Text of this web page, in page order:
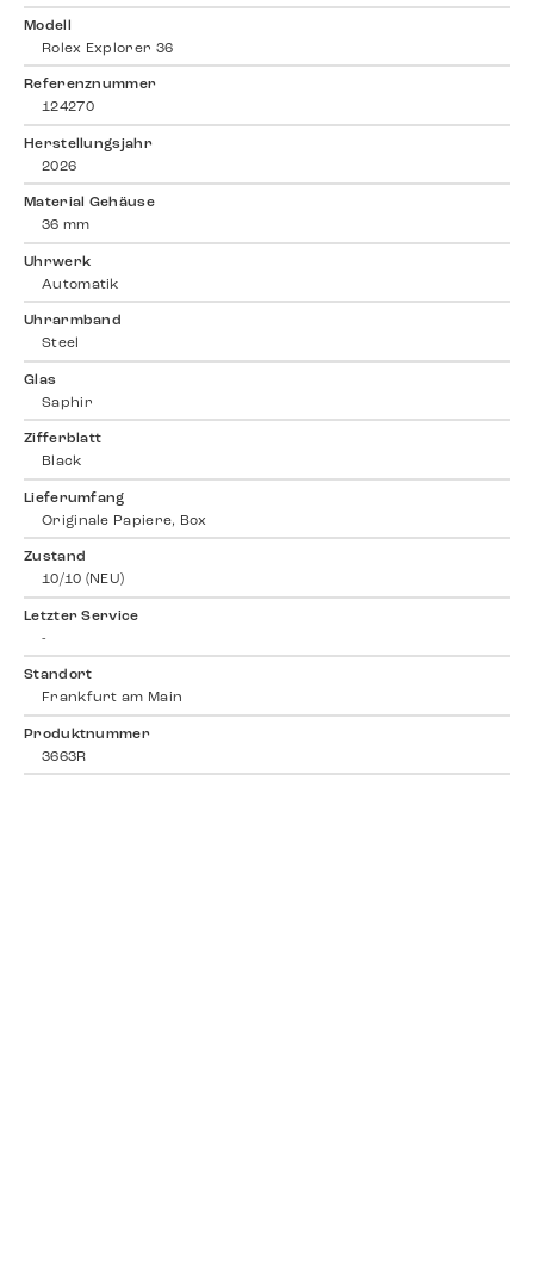
Modell
Rolex Explorer 36
Referenznummer
124270
Herstellungsjahr
2026
Material Gehäuse
36 mm
Uhrwerk
Automatik
Uhrarmband
Steel
Glas
Saphir
Zifferblatt
Black
Lieferumfang
Originale Papiere, Box
Zustand
10/10 (NEU)
Letzter Service
-
Standort
Frankfurt am Main
Produktnummer
3663R